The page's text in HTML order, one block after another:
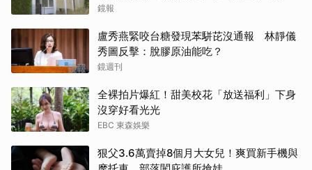
主謀竟與妻小同住
鏡報
盧秀燕緊咬台糖發現苯駢芘沒通報 林靜儀
秀圖反擊：脫膠原油能吃？
鏡週刊
全裸拍片爆紅！甜美校花「放送福利」下身
沒穿好看光光
EBC 東森娛樂
狠父3.6萬賣掉8個月大女兒！爽買新手機與